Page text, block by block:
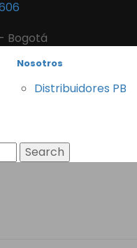
Bogotá
Nosotros
Distribuidores PB
Search